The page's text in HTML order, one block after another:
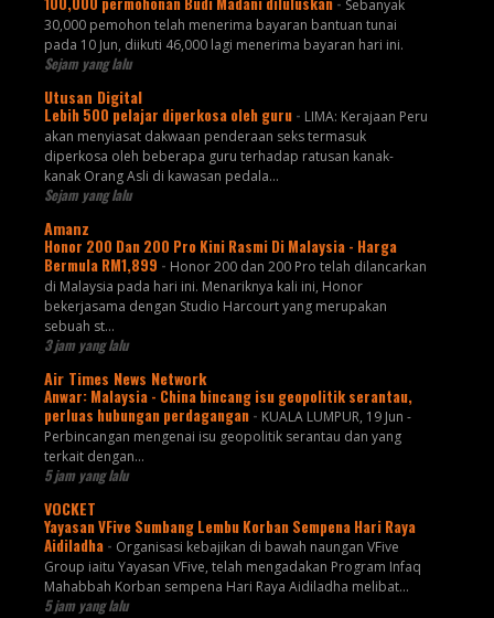
Sebanyak
30,000 pemohon telah menerima bayaran bantuan tunai
pada 10 Jun, diikuti 46,000 lagi menerima bayaran hari ini.
Sejam yang lalu
Utusan Digital
Lebih 500 pelajar diperkosa oleh guru - LIMA: Kerajaan Peru
akan menyiasat dakwaan penderaan seks termasuk
diperkosa oleh beberapa guru terhadap ratusan kanak-
kanak Orang Asli di kawasan pedala...
Sejam yang lalu
Amanz
Honor 200 Dan 200 Pro Kini Rasmi Di Malaysia - Harga
Bermula RM1,899 - Honor 200 dan 200 Pro telah dilancarkan
di Malaysia pada hari ini. Menariknya kali ini, Honor
bekerjasama dengan Studio Harcourt yang merupakan
sebuah st...
3 jam yang lalu
Air Times News Network
Anwar: Malaysia - China bincang isu geopolitik serantau,
perluas hubungan perdagangan - KUALA LUMPUR, 19 Jun -
Perbincangan mengenai isu geopolitik serantau dan yang
terkait dengan…
5 jam yang lalu
VOCKET
Yayasan VFive Sumbang Lembu Korban Sempena Hari Raya
Aidiladha - Organisasi kebajikan di bawah naungan VFive
Group iaitu Yayasan VFive, telah mengadakan Program Infaq
Mahabbah Korban sempena Hari Raya Aidiladha melibat...
5 jam yang lalu